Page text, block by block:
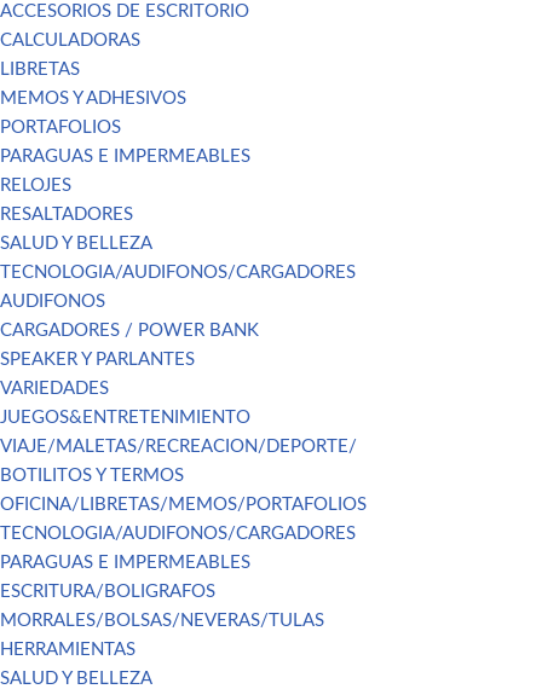
ACCESORIOS DE ESCRITORIO
CALCULADORAS
LIBRETAS
MEMOS Y ADHESIVOS
PORTAFOLIOS
PARAGUAS E IMPERMEABLES
RELOJES
RESALTADORES
SALUD Y BELLEZA
TECNOLOGIA/AUDIFONOS/CARGADORES
AUDIFONOS
CARGADORES / POWER BANK
SPEAKER Y PARLANTES
VARIEDADES
JUEGOS&ENTRETENIMIENTO
VIAJE/MALETAS/RECREACION/DEPORTE/
BOTILITOS Y TERMOS
OFICINA/LIBRETAS/MEMOS/PORTAFOLIOS
TECNOLOGIA/AUDIFONOS/CARGADORES
PARAGUAS E IMPERMEABLES
ESCRITURA/BOLIGRAFOS
MORRALES/BOLSAS/NEVERAS/TULAS
HERRAMIENTAS
SALUD Y BELLEZA